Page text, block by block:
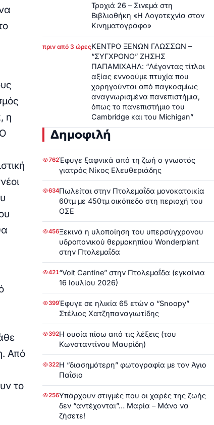
η
Από
το
Τροχιά 26 – Σινεμά στη
Βιβλιοθήκη «Η Λογοτεχνία στον
Κινηματογράφο»
πριν από 3 ώρεςΚΕΝΤΡΟ ΞΕΝΩΝ ΓΛΩΣΣΩΝ –
“ΣΥΓΧΡΟΝΟ” ΖΗΣΗΣ
ΠΑΠΑΜΙΧΑΗΛ: “Λέγοντας τίτλοι
αξίας εννοούμε πτυχία που
χορηγούνται από παγκοσμίως
αναγνωρισμένα πανεπιστήμια,
όπως το πανεπιστήμιο του
Cambridge και του Michigan”
Δημοφιλή
762Έφυγε ξαφνικά από τη ζωή ο γνωστός
γιατρός Νίκος Ελευθεριάδης
634Πωλείται στην Πτολεμαΐδα μονοκατοικία
60τμ με 450τμ οικόπεδο στη περιοχή του
ΟΣΕ
456Ξεκινά η υλοποίηση του υπερσύγχρονου
υδροπονικού θερμοκηπίου Wonderplant
στην Πτολεμαΐδα
421“Volt Cantine” στην Πτολεμαΐδα (εγκαίνια
16 Ιουλίου 2026)
399Έφυγε σε ηλικία 65 ετών ο “Snoopy”
Στέλιος Χατζηπαναγιωτίδης
392Η ουσία πίσω από τις λέξεις (του
Κωνσταντίνου Μαυρίδη)
322Η “διασημότερη” φωτογραφία με τον Άγιο
Παΐσιο
256Υπάρχουν στιγμές που οι χαρές της ζωής
δεν “αντέχονται”… Μαρία – Μάνο να
ζήσετε!